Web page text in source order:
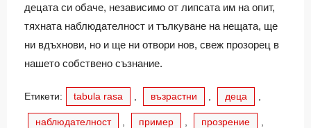
децата си обаче, независимо от липсата им на опит,
тяхната наблюдателност и тълкуване на нещата, ще
ни вдъхнови, но и ще ни отвори нов, свеж прозорец в
нашето собствено съзнание.
Етикети: tabula rasa възрастни деца
наблюдателност пример прозрение